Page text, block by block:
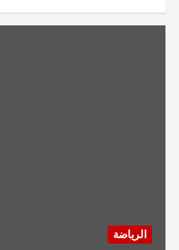
الرياضة